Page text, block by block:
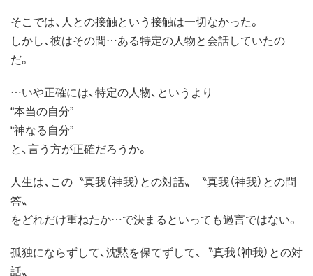
そこでは、人との接触という接触は一切なかった。
しかし、彼はその間…ある特定の人物と会話していたの
だ。
…いや正確には、特定の人物、というより
“本当の自分”
“神なる自分”
と、言う方が正確だろうか。
人生は、この〝真我（神我）との対話〟〝真我（神我）との問
答〟
をどれだけ重ねたか…で決まるといっても過言ではない。
孤独にならずして、沈黙を保てずして、〝真我（神我）との対
話〟